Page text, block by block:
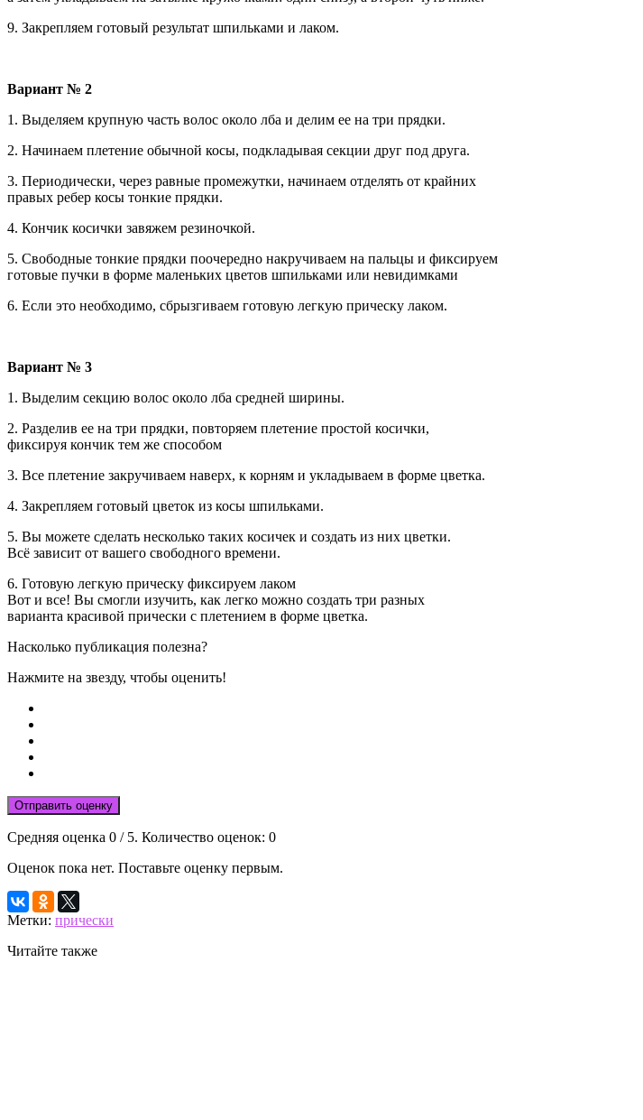
9. Закрепляем готовый результат шпильками и лаком.
Вариант № 2
1. Выделяем крупную часть волос около лба и делим ее на три прядки.
2. Начинаем плетение обычной косы, подкладывая секции друг под друга.
3. Периодически, через равные промежутки, начинаем отделять от крайних
правых ребер косы тонкие прядки.
4. Кончик косички завяжем резиночкой.
5. Свободные тонкие прядки поочередно накручиваем на пальцы и фиксируем
готовые пучки в форме маленьких цветов шпильками или невидимками
6. Если это необходимо, сбрызгиваем готовую легкую прическу лаком.
Вариант № 3
1. Выделим секцию волос около лба средней ширины.
2. Разделив ее на три прядки, повторяем плетение простой косички,
фиксируя кончик тем же способом
3. Все плетение закручиваем наверх, к корням и укладываем в форме цветка.
4. Закрепляем готовый цветок из косы шпильками.
5. Вы можете сделать несколько таких косичек и создать из них цветки.
Всё зависит от вашего свободного времени.
6. Готовую легкую прическу фиксируем лаком
Вот и все! Вы смогли изучить, как легко можно создать три разных
варианта красивой прически с плетением в форме цветка.
Насколько публикация полезна?
Нажмите на звезду, чтобы оценить!
Отправить оценку
Средняя оценка 0 / 5. Количество оценок: 0
Оценок пока нет. Поставьте оценку первым.
Метки: прически
Читайте также